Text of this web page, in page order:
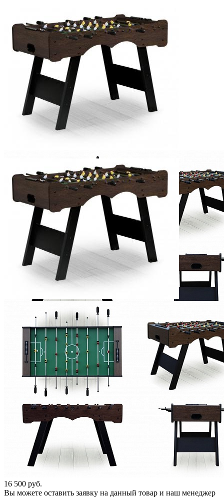
16 500 руб.
Вы можете оставить заявку на данный товар и наш менеджер